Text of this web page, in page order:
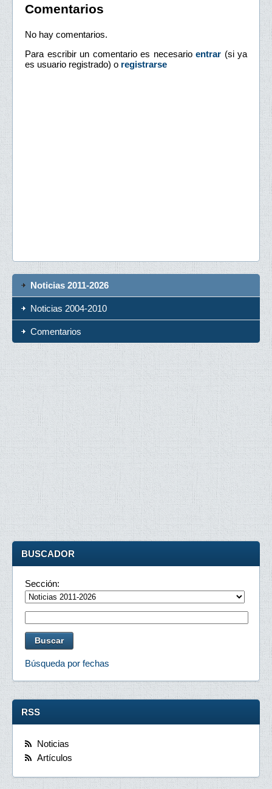
Comentarios
No hay comentarios.
Para escribir un comentario es necesario entrar (si ya
es usuario registrado) o registrarse
Noticias 2011-2026
Noticias 2004-2010
Comentarios
BUSCADOR
Sección:
Búsqueda por fechas
RSS
Noticias
Artículos